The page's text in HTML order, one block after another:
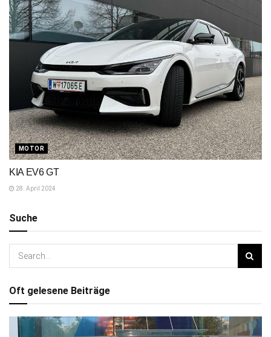
MOTOR
KIA EV6 GT
28. April 2024
Suche
Oft gelesene Beiträge